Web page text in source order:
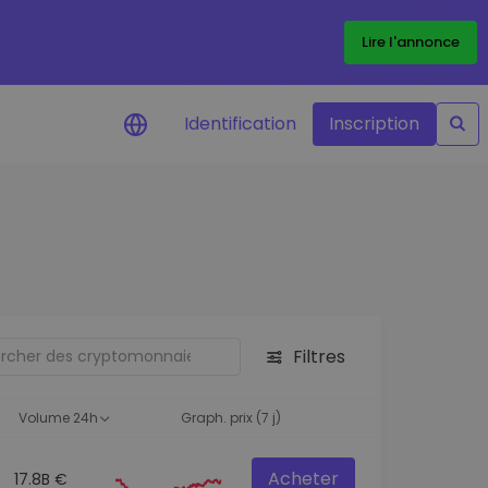
Lire l'annonce
d'investissement
Des informations pertinentes pour
Identification Inscription
Filtres
Volume 24h Graph. prix (7 j)
17.8B € Acheter